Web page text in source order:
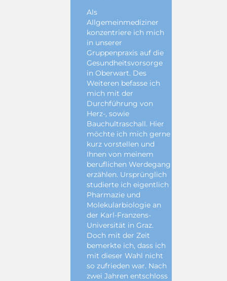
Als
Allgemeinmediziner
konzentriere ich mich
in unserer
Gruppenpraxis auf die
Gesundheitsvorsorge
in Oberwart. Des
Weiteren befasse ich
mich mit der
Durchführung von
Herz-, sowie
Bauchultraschall. Hier
möchte ich mich gerne
kurz vorstellen und
Ihnen von meinem
beruflichen Werdegang
erzählen. Ursprünglich
studierte ich eigentlich
Pharmazie und
Molekularbiologie an
der Karl-Franzens-
Universität in Graz.
Doch mit der Zeit
bemerkte ich, dass ich
mit dieser Wahl nicht
so zufrieden war. Nach
zwei Jahren entschloss